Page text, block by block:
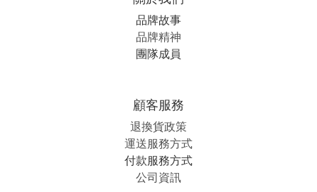
品牌故事
品牌精神
團隊成員
顧客服務
退換貨政策
運送服務方式
付款服務方式
公司資訊